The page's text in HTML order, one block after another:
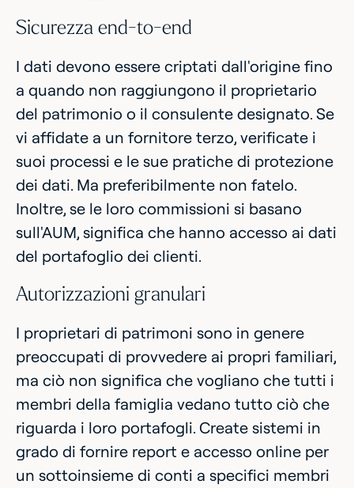
Sicurezza end-to-end
I dati devono essere criptati dall'origine fino
a quando non raggiungono il proprietario
del patrimonio o il consulente designato. Se
vi affidate a un fornitore terzo, verificate i
suoi processi e le sue pratiche di protezione
dei dati. Ma preferibilmente non fatelo.
Inoltre, se le loro commissioni si basano
sull'AUM, significa che hanno accesso ai dati
del portafoglio dei clienti.
Autorizzazioni granulari
I proprietari di patrimoni sono in genere
preoccupati di provvedere ai propri familiari,
ma ciò non significa che vogliano che tutti i
membri della famiglia vedano tutto ciò che
riguarda i loro portafogli. Create sistemi in
grado di fornire report e accesso online per
un sottoinsieme di conti a specifici membri